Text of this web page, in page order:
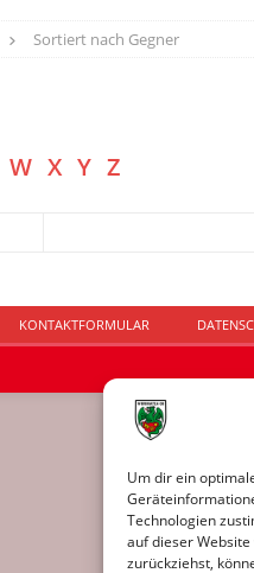
Um dir ein
Technologien
auf dieser
zurückziehst,
Sortiert nach Gegner
W X Y Z
KONTAKTFORMULAR